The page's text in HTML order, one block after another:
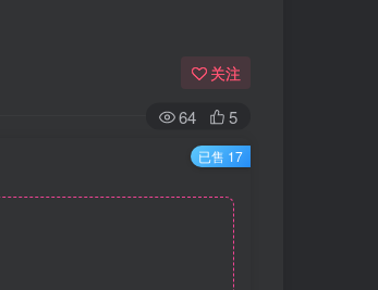
关注
64 5
已售 17